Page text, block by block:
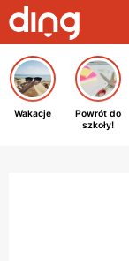
Wakacje
Powrót do
szkoły!